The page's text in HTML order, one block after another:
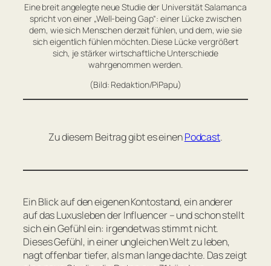
Eine breit angelegte neue Studie der Universität Salamanca
spricht von einer „Well-being Gap“: einer Lücke zwischen
dem, wie sich Menschen derzeit fühlen, und dem, wie sie
sich eigentlich fühlen möchten. Diese Lücke vergrößert
sich, je stärker wirtschaftliche Unterschiede
wahrgenommen werden.
(Bild: Redaktion/PiPapu)
Zu diesem Beitrag gibt es einenPodcast.
Ein Blick auf den eigenen Kontostand, ein anderer
auf das Luxusleben der Influencer – und schon stellt
sich ein Gefühl ein: irgendetwas stimmt nicht.
Dieses Gefühl, in einer ungleichen Welt zu leben,
nagt offenbar tiefer, als man lange dachte. Das zeigt